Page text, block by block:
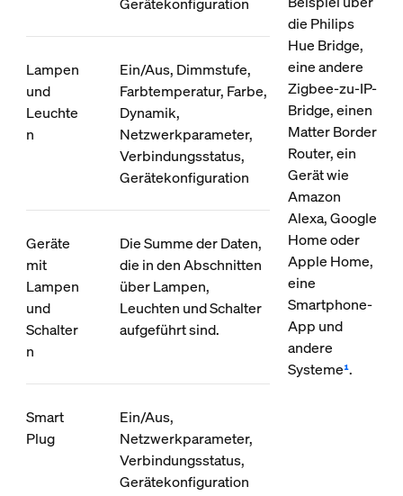
die Philips
Hue Bridge,
eine andere
Zigbee-zu-IP-
Bridge, einen
Matter Border
Router, ein
Gerät wie
Amazon
Alexa, Google
Home oder
Apple Home,
eine
Smartphone-
App und
andere
Systeme¹.
Lampen
und
Leuchte
n
Ein/Aus, Dimmstufe,
Farbtemperatur, Farbe,
Dynamik,
Netzwerkparameter,
Verbindungsstatus,
Gerätekonfiguration
Geräte
mit
Lampen
und
Schalter
n
Die Summe der Daten,
die in den Abschnitten
über Lampen,
Leuchten und Schalter
aufgeführt sind.
Smart
Plug
Ein/Aus,
Netzwerkparameter,
Verbindungsstatus,
Gerätekonfiguration